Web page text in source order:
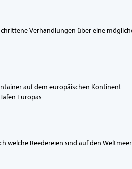
Verhandlungen über eine
auf dem europäischen Kontinent
Europas.
welche Reedereien sind auf den